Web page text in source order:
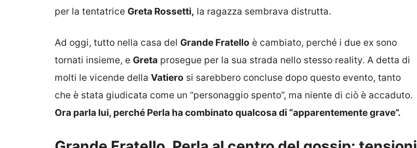
per la tentatrice Greta Rossetti, la ragazza sembrava distrutta.
Ad oggi, tutto nella casa del Grande Fratello è cambiato, perché i due ex sono
tornati insieme, e Greta prosegue per la sua strada nello stesso reality. A detta di
molti le vicende della Vatiero si sarebbero concluse dopo questo evento, tanto
che è stata giudicata come un “personaggio spento”, ma niente di ciò è accaduto.
Ora parla lui, perché Perla ha combinato qualcosa di “apparentemente grave”.